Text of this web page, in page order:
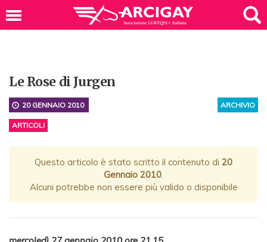
Le Rose di Jurgen
ARCHIVIO
20 GENNAIO 2010
ARTICOLI
Questo articolo è stato scritto il contenuto di 20
Gennaio 2010.
Alcuni potrebbe non essere più valido o disponibile